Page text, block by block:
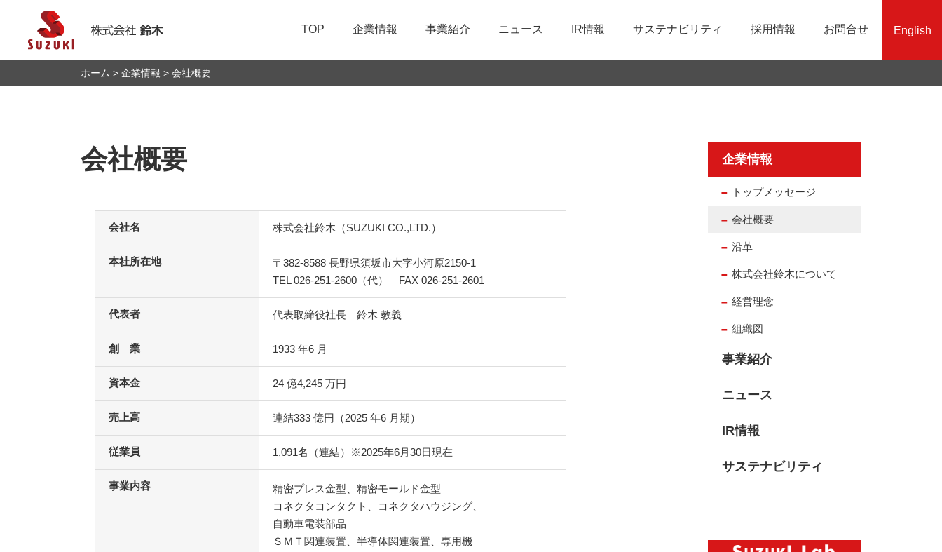
TOP 企業情報
トップメッセージ 会社概要 沿革
事業紹介
金型製造 部品製造 生産システム製造
ニュース IR情報
IRニュース 経営方針 業績・財務情報
サステナビリティ
人的資本向上に向けた取組み 環境に関する取組み 責任ある鉱物調達への取組み
採用情報
鈴木を知る 職種紹介 社員インタビュー
お問合せ English
ホーム 企業情報 会社概要
会社概要
会社名 株式会社鈴木（SUZUKI CO.,LTD.）
本社所在地
〒382-8588 長野県須坂市大字小河原2150-1
TEL 026-251-2600（代） FAX 026-251-2601
代表者 代表取締役社長 鈴木 教義
創 業 1933 年6 月
資本金 24 億4,245万円
売上高 連結333 億円（2025 年6 月期）
従業員 1,091名（連結）※2025年6月30日現在
事業内容
精密プレス金型、精密モールド金型
コネクタコンタクト、コネクタハウジング、
自動車電装部品
ＳＭＴ関連装置、半導体関連装置、専用機
企業情報
トップメッセージ
会社概要
沿革
株式会社鈴木について
経営理念
組織図
事業紹介
ニュース
IR情報
サステナビリティ